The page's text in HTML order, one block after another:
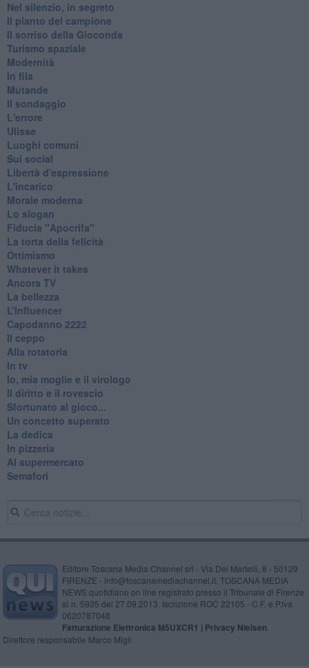
Nel silenzio, in segreto
Il pianto del campione
Il sorriso della Gioconda
Turismo spaziale
Modernità
In fila
Mutande
Il sondaggio
L'errore
Ulisse
Luoghi comuni
Sui social
Libertà d'espressione
L'incarico
Morale moderna
Lo slogan
Fiducia "Apocrifa"
La torta della felicità
Ottimismo
Whatever it takes
Ancora TV
La bellezza
L’Influencer
​Capodanno 2222
Il ceppo
Alla rotatoria
In tv
Io, mia moglie e il virologo
Il diritto e il rovescio
Sfortunato al gioco...
Un concetto superato
La dedica
In pizzeria
Al supermercato
Semafori
Editore Toscana Media Channel srl - Via Dei Martelli, 8 - 50129
FIRENZE - info@toscanamediachannel.it. TOSCANA MEDIA
NEWS quotidiano on line registrato presso il Tribunale di Firenze
al n. 5935 del 27.09.2013. Iscrizione ROC 22105 - C.F. e P.Iva
0620787048
Fatturazione Elettronica M5UXCR1 | Privacy Nielsen
Direttore responsabile Marco Migli